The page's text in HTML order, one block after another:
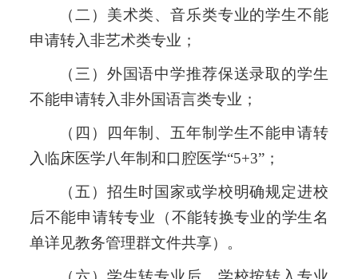
（二）美术类、音乐类专业的学生不能
申请转入非艺术类专业；
（三）外国语中学推荐保送录取的学生
不能申请转入非外国语言类专业；
（四）四年制、五年制学生不能申请转
入临床医学八年制和口腔医学“5+3”；
（五）招生时国家或学校明确规定进校
后不能申请转专业（不能转换专业的学生名
单详见教务管理群文件共享）。